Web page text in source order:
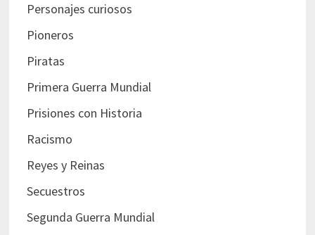
Personajes curiosos
Pioneros
Piratas
Primera Guerra Mundial
Prisiones con Historia
Racismo
Reyes y Reinas
Secuestros
Segunda Guerra Mundial